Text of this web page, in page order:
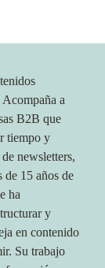
a
B2B que
tiempo y
newsletters,
de 15 años de
ha
y
en contenido
Su trabajo